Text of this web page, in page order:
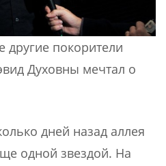
другие покорители
Духовны мечтал о
дней назад аллея
одной звездой. На